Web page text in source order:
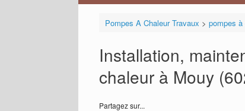
Pompes A Chaleur Travaux > pompes à
Installation,
chaleur à Mouy
Partagez sur...